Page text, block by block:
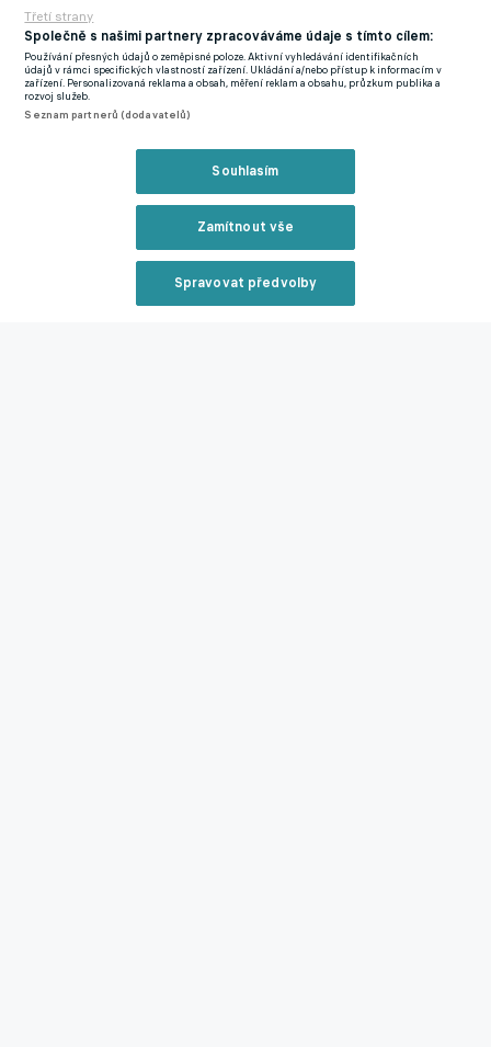
uvolnil Jakub Kaminski. Jeho střelu ale zachytil Nordfeldt nohou.
Třetí strany
Společně s našimi partnery zpracováváme údaje s tímto cílem:
Používání přesných údajů o zeměpisné poloze. Aktivní vyhledávání identifikačních
údajů v rámci specifických vlastností zařízení. Ukládání a/nebo přístup k informacím v
zařízení. Personalizovaná reklama a obsah, měření reklam a obsahu, průzkum publika a
rozvoj služeb.
Seznam partnerů (dodavatelů)
Souhlasím
Zamítnout vše
Spravovat předvolby